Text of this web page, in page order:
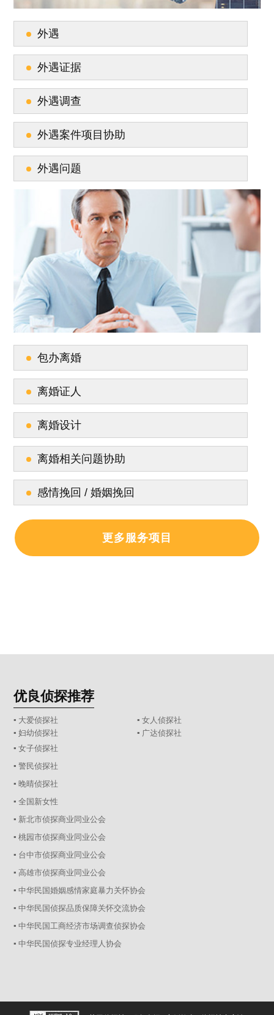
外遇
外遇证据
外遇调查
外遇案件项目协助
外遇问题
包办离婚
离婚证人
离婚设计
离婚相关问题协助
感情挽回 / 婚姻挽回
更多服务项目
优良侦探推荐
▪ 大爱侦探社
▪ 女人侦探社
▪ 妇幼侦探社
▪ 广达侦探社
▪ 女子侦探社
▪ 警民侦探社
▪ 晚晴侦探社
▪ 全国新女性
▪ 新北市侦探商业同业公会
▪ 桃园市侦探商业同业公会
▪ 台中市侦探商业同业公会
▪ 高雄市侦探商业同业公会
▪ 中华民国婚姻感情家庭暴力关怀协会
▪ 中华民国侦探品质保障关怀交流协会
▪ 中华民国工商经济市场调查侦探协会
▪ 中华民国侦探专业经理人协会